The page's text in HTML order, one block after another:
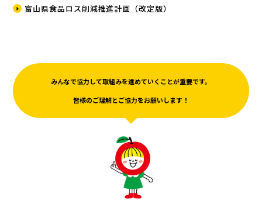
富山県食品ロス削減推進計画（改定版）
みんなで協力して取組みを進めていくことが重要です。
皆様のご理解とご協力をお願いします！